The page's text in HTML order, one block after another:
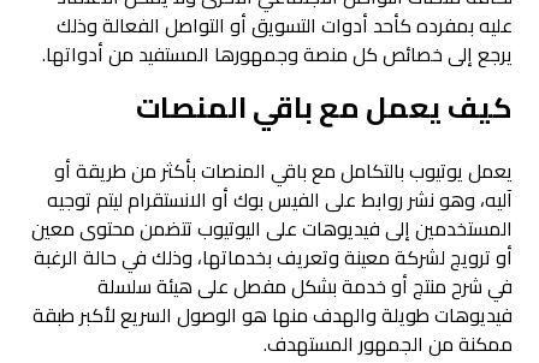
عليه بمفرده كأحد أدوات التسويق أو التواصل الفعالة وذلك
يرجع إلى خصائص كل منصة وجمهورها المستفيد من أدواتها.
كيف يعمل مع باقي المنصات
يعمل يوتيوب بالتكامل مع باقي المنصات بأكثر من طريقة أو
آليه، وهو نشر روابط على الفيس بوك أو الانستقرام ليتم توجيه
المستخدمين إلى فيديوهات على اليوتيوب تتضمن محتوى معين
أو ترويج لشركة معينة وتعريف بخدماتها، وذلك في حالة الرغبة
في شرح منتج أو خدمة بشكل مفصل على هيئة سلسلة
فيديوهات طويلة والهدف منها هو الوصول السريع لأكبر طبقة
ممكنة من الجمهور المستهدف.